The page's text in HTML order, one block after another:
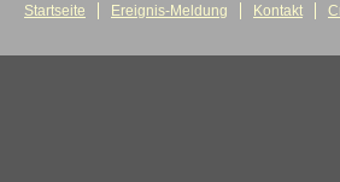
Startseite Ereignis-Meldung Kontakt